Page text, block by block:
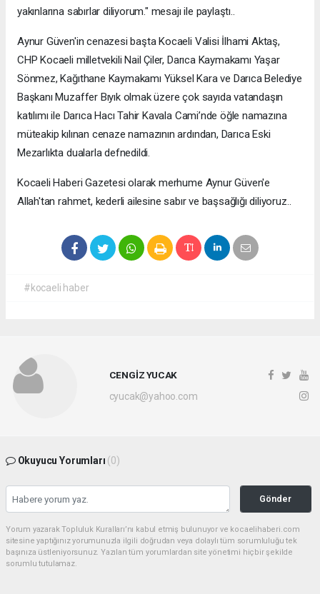
yakınlarına sabırlar diliyorum." mesajı ile paylaştı..
Aynur Güven'in cenazesi başta Kocaeli Valisi İlhami Aktaş,
CHP Kocaeli milletvekili Nail Çiler, Darıca Kaymakamı Yaşar
Sönmez, Kağıthane Kaymakamı Yüksel Kara ve Darıca Belediye
Başkanı Muzaffer Bıyık olmak üzere çok sayıda vatandaşın
katılımı ile Darıca Hacı Tahir Kavala Cami’nde öğle namazına
müteakip kılınan cenaze namazının ardından, Darıca Eski
Mezarlıkta dualarla defnedildi.
Kocaeli Haberi Gazetesi olarak merhume Aynur Güven'e
Allah'tan rahmet, kederli ailesine sabır ve başsağlığı diliyoruz..
#kocaeli haber
CENGİZ YUCAK
cyucak@yahoo.com
Okuyucu Yorumları (0)
Gönder
Yorum yazarak Topluluk Kuralları’nı kabul etmiş bulunuyor ve kocaelihaberi.com
sitesine yaptığınız yorumunuzla ilgili doğrudan veya dolaylı tüm sorumluluğu tek
başınıza üstleniyorsunuz. Yazılan tüm yorumlardan site yönetimi hiçbir şekilde
sorumlu tutulamaz.